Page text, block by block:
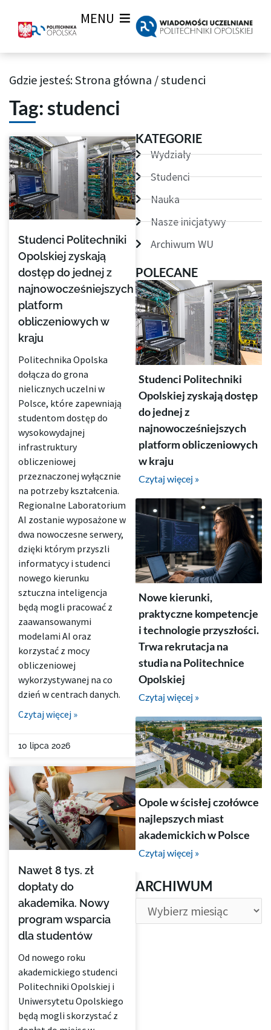
MENU
Archiwum Tagów aktualności Wiadomości uczelnianych
Gdzie jesteś:Strona główna /studenci
Tag: studenci
Studenci Politechniki
Opolskiej zyskają
dostęp do jednej z
najnowocześniejszych
platform
obliczeniowych w
kraju
Politechnika Opolska
dołącza do grona
nielicznych uczelni w
Polsce, które zapewniają
studentom dostęp do
wysokowydajnej
infrastruktury
obliczeniowej
przeznaczonej wyłącznie
na potrzeby kształcenia.
Regionalne Laboratorium
AI zostanie wyposażone w
dwa nowoczesne serwery,
dzięki którym przyszli
informatycy i studenci
nowego kierunku
sztuczna inteligencja
będą mogli pracować z
zaawansowanymi
modelami AI oraz
korzystać z mocy
obliczeniowej
wykorzystywanej na co
dzień w centrach danych.
Czytaj więcej »
10 lipca 2026
Nawet 8 tys. zł
dopłaty do
akademika. Nowy
program wsparcia
dla studentów
Od nowego roku
akademickiego studenci
Politechniki Opolskiej i
Uniwersytetu Opolskiego
będą mogli skorzystać z
StronaStronaStrona
Strona KATEGORIE
Wydziały
Studenci
Nauka
Nasze inicjatywy
Archiwum WU
POLECANE
Studenci Politechniki
Opolskiej zyskają dostęp
do jednej z
najnowocześniejszych
platform obliczeniowych
w kraju
Czytaj więcej »
Nowe kierunki,
praktyczne kompetencje
i technologie przyszłości.
Trwa rekrutacja na
studia na Politechnice
Opolskiej
Czytaj więcej »
Opole w ścisłej czołówce
najlepszych miast
akademickich w Polsce
Czytaj więcej »
ARCHIWUM
ARCHIWUM